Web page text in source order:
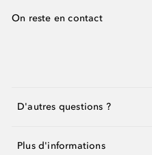
On reste en contact
D'autres questions ?
Plus d'informations